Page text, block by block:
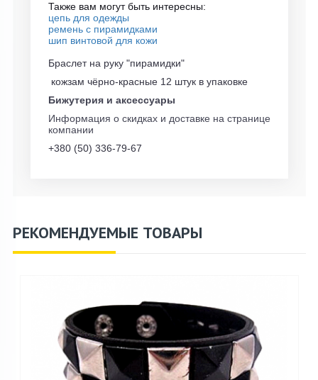
Также вам могут быть интересны:
цепь для одежды
ремень с пирамидками
шип винтовой для кожи
Браслет на руку "пирамидки"
кожзам чёрно-красные 12 штук в упаковке
Бижутерия и аксессуары
Информация о скидках и доставке на странице
компании
+380 (50) 336-79-67
РЕКОМЕНДУЕМЫЕ ТОВАРЫ